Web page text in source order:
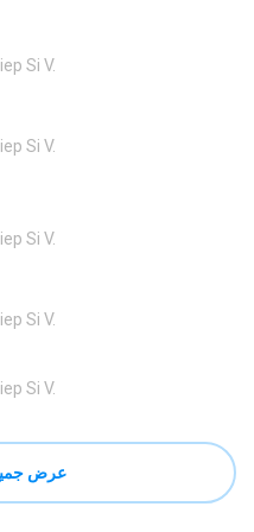
Si V.
Si V.
Si V.
Si V.
Si V.
عرض جميع